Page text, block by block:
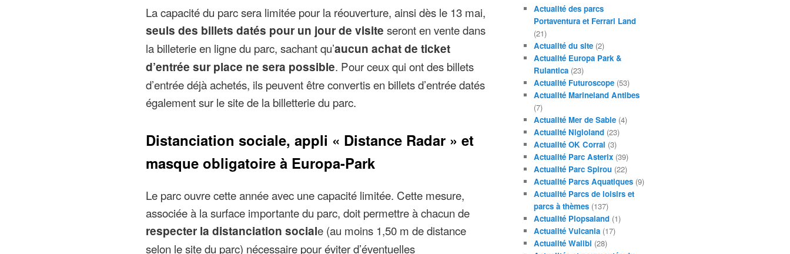
La capacité du parc sera limitée pour la réouverture, ainsi dès le 13 mai,
seuls des billets datés pour un jour de visite seront en vente dans
la billeterie en ligne du parc, sachant qu’aucun achat de ticket
d’entrée sur place ne sera possible. Pour ceux qui ont des billets
d’entrée déjà achetés, ils peuvent être convertis en billets d’entrée datés
également sur le site de la billetterie du parc.
Distanciation sociale, appli « Distance Radar » et
masque obligatoire à Europa-Park
Le parc ouvre cette année avec une capacité limitée. Cette mesure,
associée à la surface importante du parc, doit permettre à chacun de
respecter la distanciation sociale (au moins 1,50 m de distance
selon le site du parc) nécessaire pour éviter d’éventuelles
Actualité des parcs
Portaventura et Ferrari Land
(21)
Actualité du site (2)
Actualité Europa Park &
Rulantica (23)
Actualité Futuroscope (53)
Actualité Marineland Antibes
(7)
Actualité Mer de Sable (4)
Actualité Nigloland (23)
Actualité OK Corral (3)
Actualité Parc Asterix (39)
Actualité Parc Spirou (22)
Actualité Parcs Aquatiques (9)
Actualité Parcs de loisirs et
parcs à thèmes (137)
Actualité Plopsaland (1)
Actualité Vulcania (17)
Actualité Walibi (28)